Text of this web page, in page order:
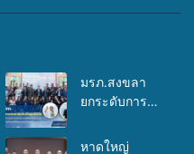
มรภ.สงขลา
ยกระดับการ
ในยุคดิจิทัล
หาดใหญ่